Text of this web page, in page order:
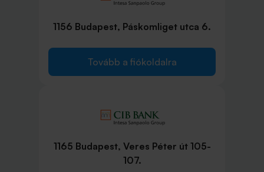
1156 Budapest, Páskomliget utca 6.
Tovább a fiókoldalra
1165 Budapest, Veres Péter út 105-
107.